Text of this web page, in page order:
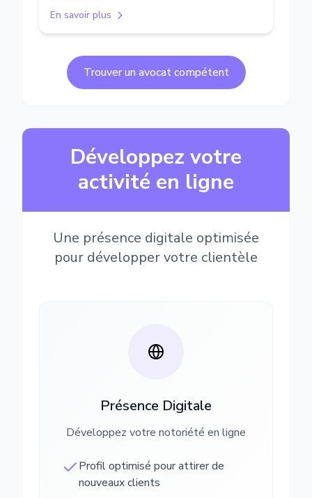
En savoir plus
Trouver un avocat compétent
Développez votre
activité en ligne
Une présence digitale optimisée
pour développer votre clientèle
Présence Digitale
Développez votre notoriété en ligne
Profil optimisé pour attirer de
nouveaux clients